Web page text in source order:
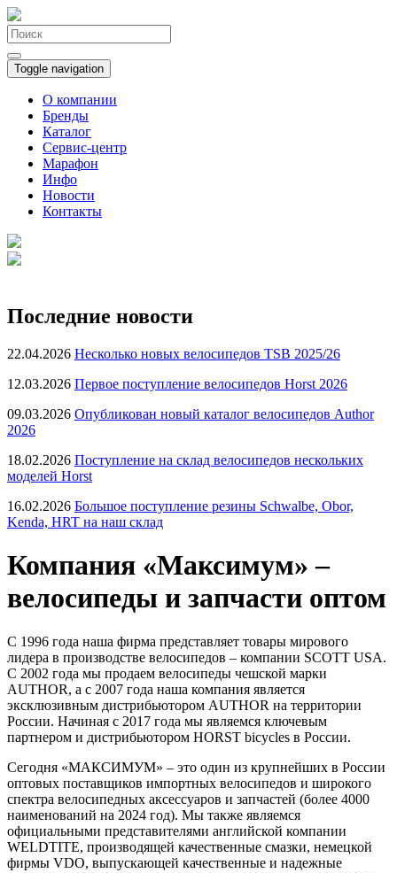
Toggle navigation
О компании
Бренды
Каталог
Сервис-центр
Марафон
Инфо
Новости
Контакты
Последние новости
22.04.2026 Несколько новых велосипедов TSB 2025/26
12.03.2026 Первое поступление велосипедов Horst 2026
09.03.2026 Опубликован новый каталог велосипедов Author
2026
18.02.2026 Поступление на склад велосипедов нескольких
моделей Horst
16.02.2026 Большое поступление резины Schwalbe, Obor,
Kenda, HRT на наш склад
Компания «Максимум» –
велосипеды и запчасти оптом
С 1996 года наша фирма представляет товары мирового
лидера в производстве велосипедов – компании SCOTT USA.
С 2002 года мы продаем велосипеды чешской марки
AUTHOR, а с 2007 года наша компания является
эксклюзивным дистрибьютором AUTHOR на территории
России. Начиная с 2017 года мы являемся ключевым
партнером и дистрибьютором HORST bicycles в России.
Сегодня «МАКСИМУМ» – это один из крупнейших в России
оптовых поставщиков импортных велосипедов и широкого
спектра велосипедных аксессуаров и запчастей (более 4000
наименований на 2024 год). Мы также являемся
официальными представителями английской компании
WELDTITE, производящей качественные смазки, немецкой
фирмы VDO, выпускающей качественные и надежные